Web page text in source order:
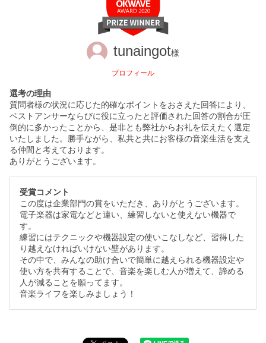
tunaingot様
プロフィール
選考の理由
質問者様の状況に応じた的確なポイントをおさえた回答により、
ベストアンサーならびに役に立ったと評価された回答の割合が圧
倒的に多かったことから、是非とも弊社からお礼を伝えたく選定
いたしました。勝手ながら、私共と共にお客様の音楽生活を支え
る仲間と考えております。
ありがとうございます。
受賞コメント
この度は企業部門の賞をいただき、ありがとうございます。
電子楽器は家電などと違い、練習しないと使えない機器で
す。
練習にはテクニックや機器設定の使いこなしなど、習得した
り越えなければいけない壁があります。
その中で、みんなの助け合いで簡単に越えられる機器設定や
使い方を共有することで、音楽を楽しむ人が増えて、諦める
人が減ることを願ってます。
音楽ライフを楽しみましょう！